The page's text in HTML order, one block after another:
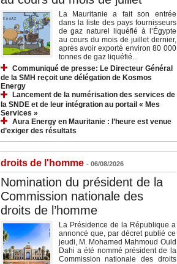
La Mauritanie a fait son entrée
dans la liste des pays fournisseurs
de gaz naturel liquéfié à l’Égypte
au cours du mois de juillet dernier,
après avoir exporté environ 80 000
tonnes de gaz liquéfié...
Communiqué de presse: Le Directeur Général
de la SMH reçoit une délégation de Kosmos
Energy
Lancement de la numérisation des services de
la SNDE et de leur intégration au portail « Mes
Services »
Aura Energy en Mauritanie : l’heure est venue
d’exiger des résultats
droits de l'homme - 06/08/2026
Nomination du président de la
Commission nationale des
droits de l’homme
La Présidence de la République a
annoncé que, par décret publié ce
jeudi, M. Mohamed Mahmoud Ould
Dahi a été nommé président de la
Commission nationale des droits